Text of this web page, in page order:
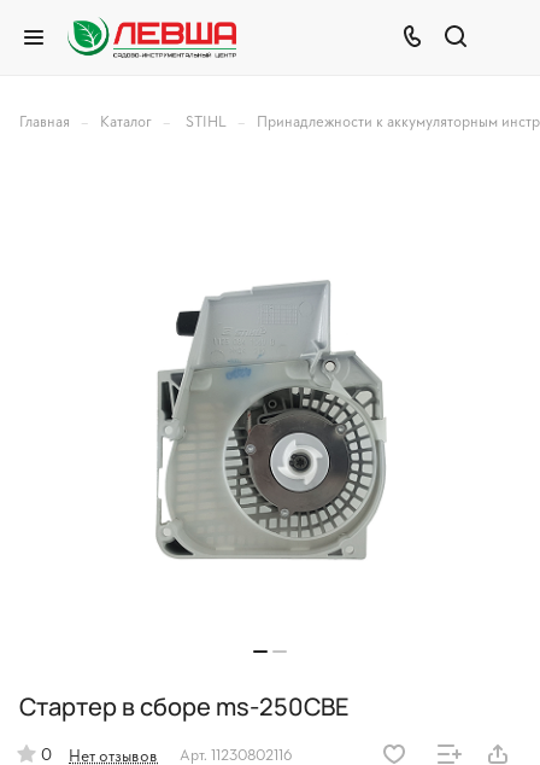
Главная – Каталог – STIHL – Принадлежности к аккумуляторным
Стартер в сборе ms-250CBE
0 Нет отзывов Арт. 11230802116